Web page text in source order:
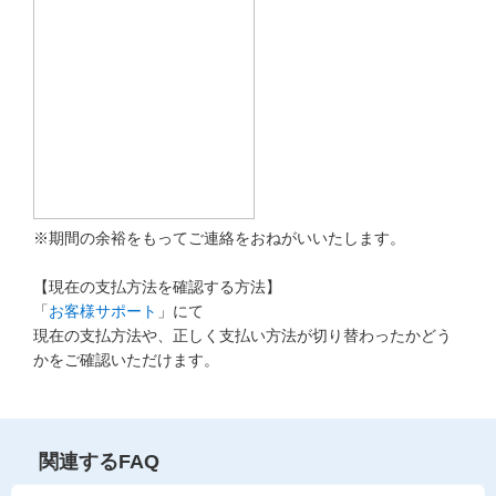
※期間の余裕をもってご連絡をおねがいいたします。
【現在の支払方法を確認する方法】
「お客様サポート 」にて
現在の支払方法や、正しく支払い方法が切り替わったかどう
かをご確認いただけます。
関連するFAQ